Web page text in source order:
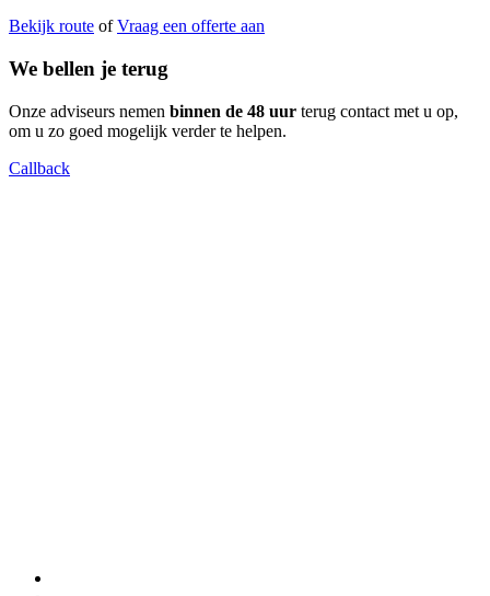
Bekijk route ofVraag een offerte aan
We bellen je terug
Onze adviseurs nemen binnen de 48 uur terug contact met u op,
om u zo goed mogelijk verder te helpen.
Callback